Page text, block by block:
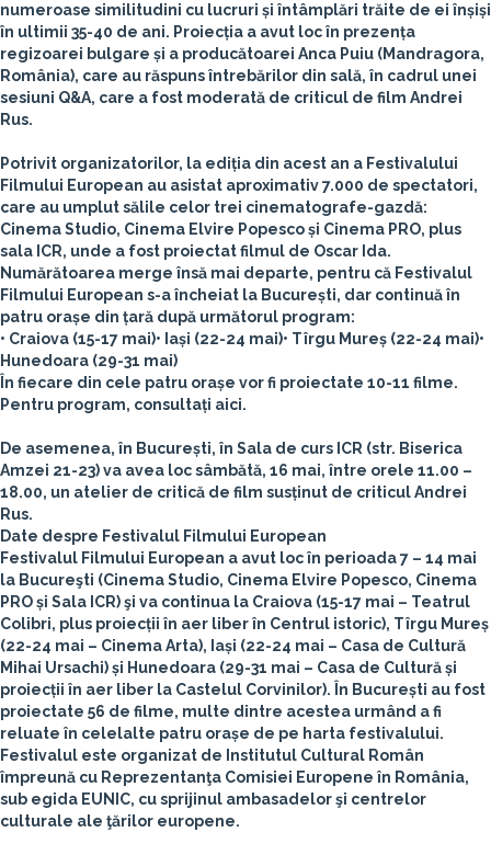
numeroase similitudini cu lucruri și întâmplări trăite de ei înșiși
în ultimii 35-40 de ani. Proiecția a avut loc în prezența
regizoarei bulgare și a producătoarei Anca Puiu (Mandragora,
România), care au răspuns întrebărilor din sală, în cadrul unei
sesiuni Q&A, care a fost moderată de criticul de film Andrei
Rus.
Potrivit organizatorilor, la ediția din acest an a Festivalului
Filmului European au asistat aproximativ7.000 de spectatori,
care au umplut sălile celor trei cinematografe-gazdă:
Cinema Studio, Cinema Elvire Popesco și Cinema PRO, plus
sala ICR, unde a fost proiectat filmul de Oscar Ida.
Numărătoarea merge însă mai departe, pentru că Festivalul
Filmului European s-a încheiat la București, dar continuă în
patru orașe din țară după următorul program:
• Craiova (15-17 mai)• Iași (22-24 mai)• Tîrgu Mureș (22-24 mai)•
Hunedoara (29-31 mai)
În fiecare din cele patru orașe vor fi proiectate 10-11 filme.
Pentru program, consultați aici.
De asemenea, în București, în Sala de curs ICR (str. Biserica
Amzei 21-23) va avea loc sâmbătă, 16 mai, între orele 11.00 –
18.00, un atelier de critică de film susținut de criticulAndrei
Rus.
Date despre Festivalul Filmului European
Festivalul Filmului European a avut loc în perioada7 – 14 mai
la Bucureşti (Cinema Studio, Cinema Elvire Popesco, Cinema
PRO și Sala ICR) şi va continua la Craiova (15-17 mai – Teatrul
Colibri, plus proiecții în aer liber în Centrul istoric), Tîrgu Mureș
(22-24 mai – Cinema Arta), Iași (22-24 mai – Casa de Cultură
Mihai Ursachi) și Hunedoara (29-31 mai – Casa de Cultură și
proiecții în aer liber la Castelul Corvinilor). În București au fost
proiectate 56 de filme, multe dintre acestea urmând a fi
reluate în celelalte patru orașe de pe harta festivalului.
Festivalul este organizat de Institutul Cultural Român
împreună cu Reprezentanţa Comisiei Europene în România,
sub egida EUNIC, cu sprijinul ambasadelor şi centrelor
culturale ale ţărilor europene.